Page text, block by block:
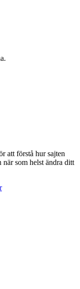
att förstå hur sajten
som helst ändra ditt